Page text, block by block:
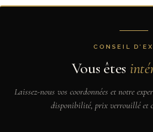
CONSEIL
Vous êtes
Laissez-nous vos coordonnées et notre
disponibilité, prix verrouillé et